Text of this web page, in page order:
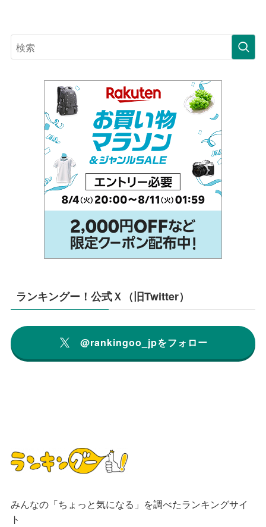
ランキングー！公式Ｘ（旧Twitter）
@rankingoo_jpをフォロー
みんなの「ちょっと気になる」を調べたランキングサイ
ト